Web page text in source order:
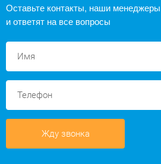
Оставьте контакты, наши
и ответят на все вопросы
Жду звонка